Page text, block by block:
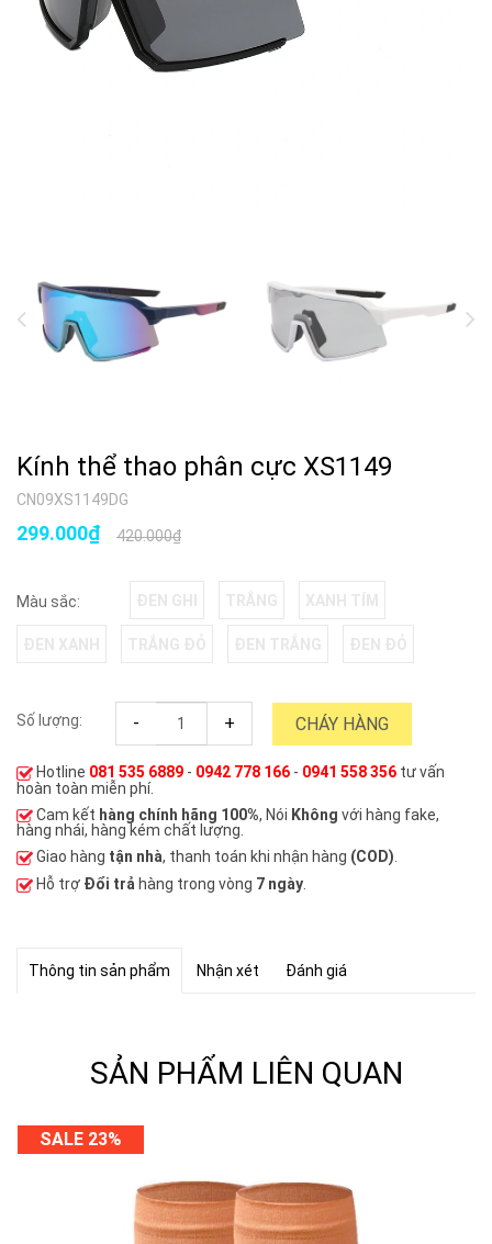
Kính thể thao phân cực XS1149
CN09XS1149DG
420.000₫
299.000₫
Màu sắc:
Số lượng: - + CHÁY HÀNG
Hotline 081 535 6889 - 0942 778 166 - 0941 558 356 tư vấn
hoàn toàn miễn phí.
Cam kết hàng chính hãng 100%, Nói Không với hàng fake,
hàng nhái, hàng kém chất lượng.
Giao hàng tận nhà, thanh toán khi nhận hàng (COD).
Hỗ trợ Đổi trả hàng trong vòng 7 ngày
Thông tin sản phẩm Nhận xét Đánh giá
SẢN PHẨM LIÊN QUAN
SALE 23%